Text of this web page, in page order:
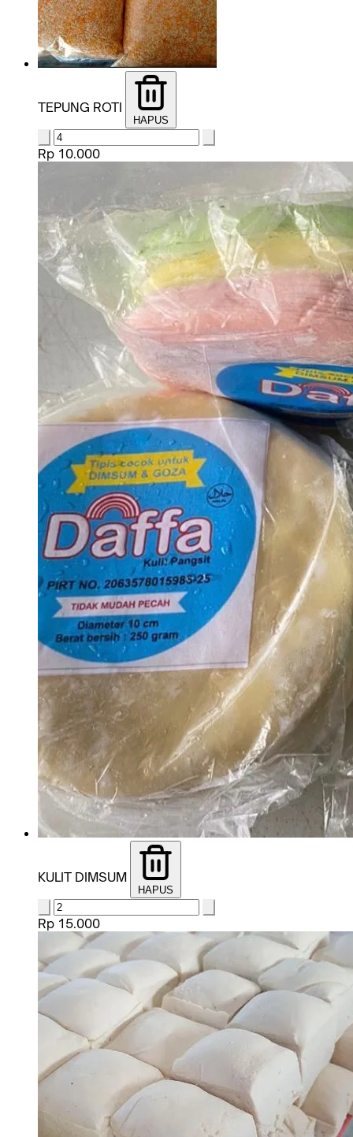
TEPUNG ROTI
HAPUS
Rp 10.000
KULIT DIMSUM
HAPUS
Rp 15.000